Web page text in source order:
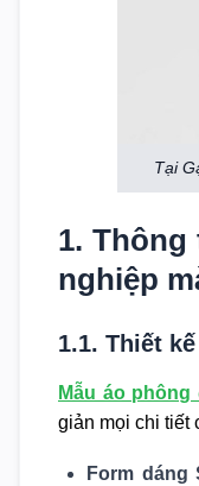
Tại
1.
nghiệp
1.1. Thiết
Mẫu áo
giản mọi chi tiết
Form dáng